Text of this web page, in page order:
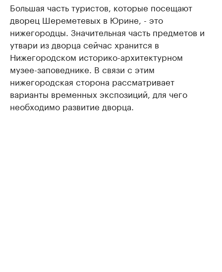
Большая часть туристов, которые посещают
дворец Шереметевых в Юрине, - это
нижегородцы. Значительная часть предметов и
утвари из дворца сейчас хранится в
Нижегородском историко-архитектурном
музее-заповеднике. В связи с этим
нижегородская сторона рассматривает
варианты временных экспозиций, для чего
необходимо развитие дворца.